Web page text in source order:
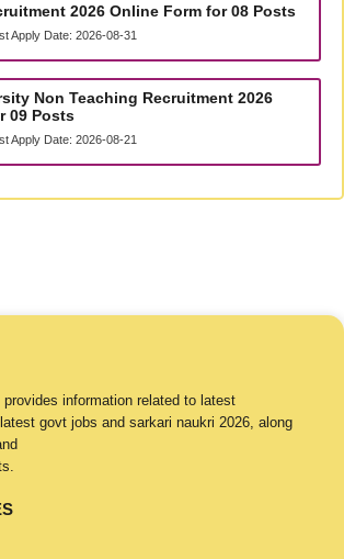
2026 Online Form for 08 Posts
Apply Date: 2026-08-31
Non Teaching Recruitment 2026
09 Posts
Apply Date: 2026-08-21
provides information related to latest
govt jobs and sarkari naukri 2026, along